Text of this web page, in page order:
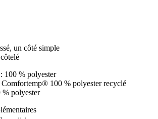
un côté simple
100 % polyester
Comfortemp® 100 % polyester recyclé
polyester